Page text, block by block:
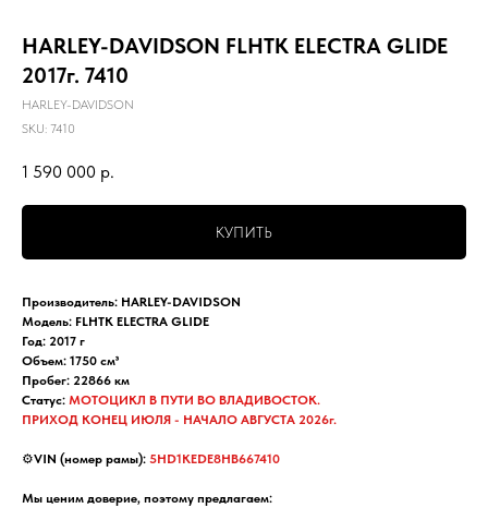
HARLEY-DAVIDSON FLHTK ELECTRA GLIDE
2017г. 7410
HARLEY-DAVIDSON
SKU: 7410
1 590 000 р.
КУПИТЬ
Производитель: HARLEY-DAVIDSON
Модель: FLHTK ELECTRA GLIDE
Год: 2017 г
Объем: 1750 см³
Пробег: 22866 км
Статус: МОТОЦИКЛ В ПУТИ ВО ВЛАДИВОСТОК.
ПРИХОД КОНЕЦ ИЮЛЯ - НАЧАЛО АВГУСТА 2026г.
⚙️VIN (номер рамы): 5HD1KEDE8HB667410
Мы ценим доверие, поэтому предлагаем: